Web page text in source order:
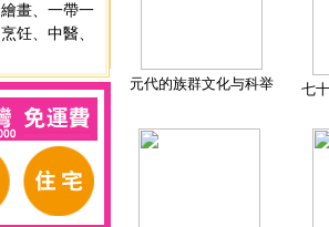
繪畫
一帶一
烹饪 中醫
元代的族群文化与科举 七